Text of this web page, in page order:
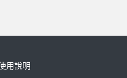
用說明